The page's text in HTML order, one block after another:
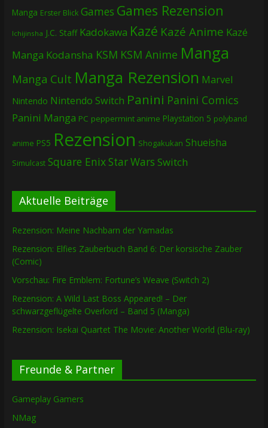
Manga Erster Blick Games Games Rezension
Ichijinsha J.C. Staff Kadokawa Kazé Kazé Anime Kazé
Manga Kodansha KSM KSM Anime Manga
Manga Cult Manga Rezension Marvel
Nintendo Nintendo Switch Panini Panini Comics
Panini Manga PC peppermint anime Playstation 5 polyband
anime PS5 Rezension Shogakukan Shueisha
Simulcast Square EnixStar Wars Switch
Aktuelle Beiträge
Rezension: Meine Nachbarn der Yamadas
Rezension: Elfies Zauberbuch Band 6: Der korsische Zauber
(Comic)
Vorschau: Fire Emblem: Fortune’s Weave (Switch 2)
Rezension: A Wild Last Boss Appeared! – Der
schwarzgeflügelte Overlord – Band 5 (Manga)
Rezension: Isekai Quartet The Movie: Another World (Blu-ray)
Freunde & Partner
Gameplay Gamers
NMag